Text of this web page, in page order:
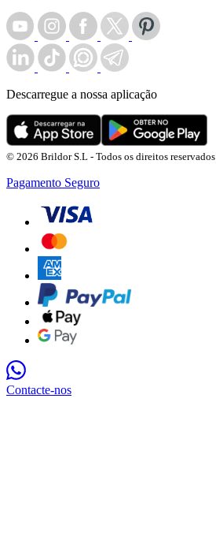
Descarregue a nossa aplicação
© 2026 Brildor S.L - Todos os direitos reservados
Pagamento Seguro
Contacte-nos